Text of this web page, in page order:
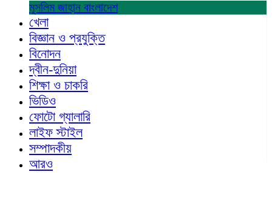
মুসলিম জাহান বাংলাদেশ
খেলা
বিজ্ঞান ও প্রযুক্তি
বিনোদন
দ্বীন-দুনিয়া
শিক্ষা ও চাকরি
ভিডিও
ফোটো গ্যালারি
লাইফ স্টাইল
সম্পাদকীয়
আরও